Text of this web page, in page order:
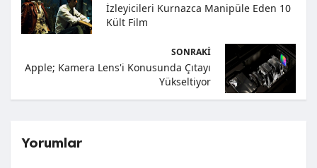
İzleyicileri Kurnazca Manipüle Eden 10
Kült Film
SONRAKI
Apple; Kamera Lens'i Konusunda Çıtayı
Yükseltiyor
Yorumlar